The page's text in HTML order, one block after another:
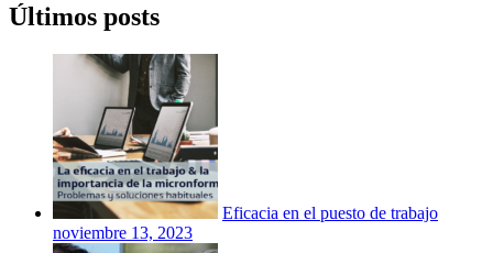
Últimos posts
Eficacia en el puesto de trabajo
noviembre 13, 2023